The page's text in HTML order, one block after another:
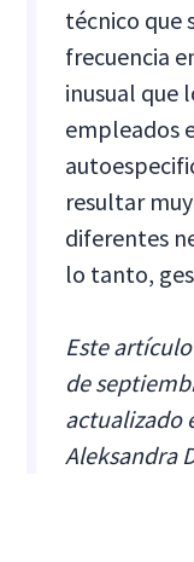
técnico que
frecuencia
inusual que
empleados
resultar
diferentes
lo tanto,
Este
de
actualizado
Aleksandra